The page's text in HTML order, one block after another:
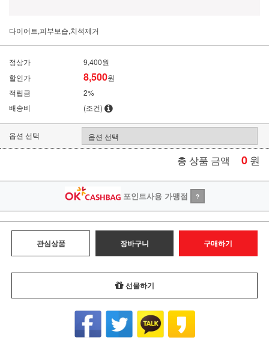
다이어트,피부보습,치석제거
정상가
9,400원
할인가
8,500원
적립금
2%
배송비
(조건)
옵션 선택
총 상품 금액 0 원
포인트사용 가맹점 ?
관심상품 장바구니 구매하기
선물하기